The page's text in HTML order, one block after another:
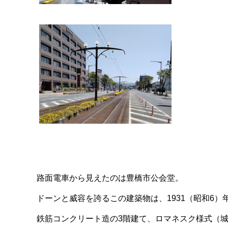
路面電車から見えたのは豊橋市公会堂。
ドーンと威容を誇るこの建築物は、1931（昭和6）
鉄筋コンクリート造の3階建て、ロマネスク様式（城